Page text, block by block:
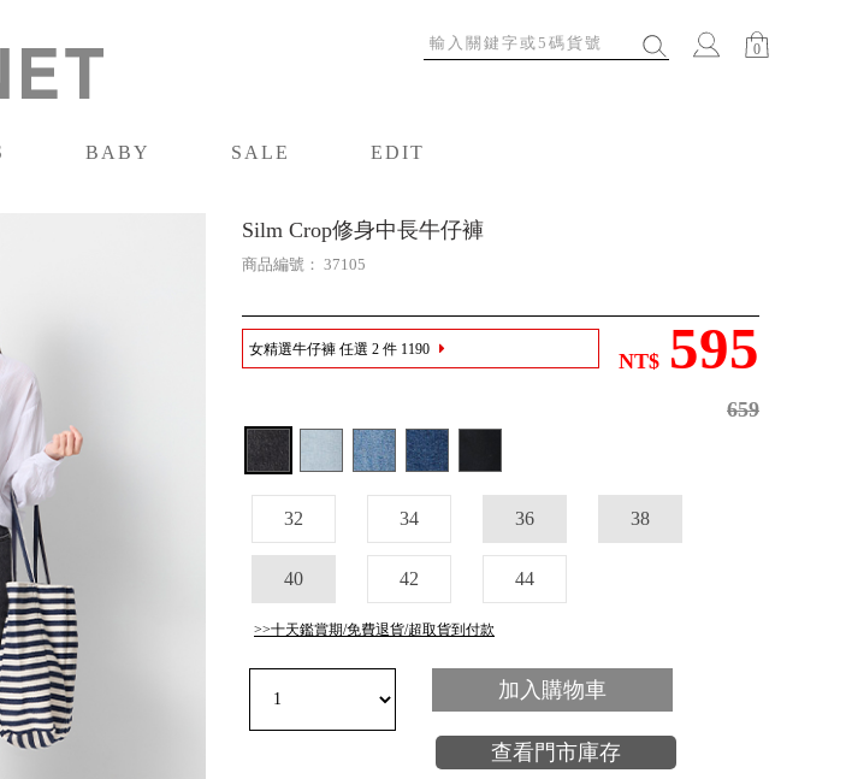
0
BABY
SALE
EDIT
Silm Crop修身中長牛仔褲
商品編號： 37105
女精選牛仔褲 任選 2 件 1190
NT$ 595
659
32 34 36 38
40 42 44
>>十天鑑賞期/免費退貨/超取貨到付款
加入購物車
查看門市庫存